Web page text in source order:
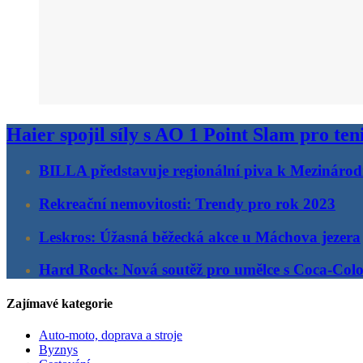
Haier spojil síly s AO 1 Point Slam pro
BILLA představuje regionální piva k
Rekreační nemovitosti: Trendy pro rok 2023
Leskros: Úžasná běžecká akce u Máchova jezera
Hard Rock: Nová soutěž pro umělce s Coca-
Zajímavé kategorie
Auto-moto, doprava a stroje
Byznys